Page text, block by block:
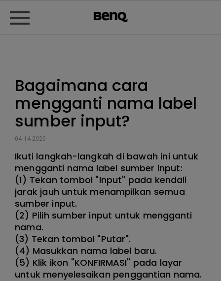
Bagaimana cara
mengganti nama label
sumber input?
04-14-2020
Ikuti langkah-langkah di bawah ini untuk
mengganti nama label sumber input:
(1) Tekan tombol "Input" pada kendali
jarak jauh untuk menampilkan semua
sumber input.
(2) Pilih sumber input untuk mengganti
nama.
(3) Tekan tombol "Putar".
(4) Masukkan nama label baru.
(5) Klik ikon "KONFIRMASI" pada layar
untuk menyelesaikan penggantian nama.